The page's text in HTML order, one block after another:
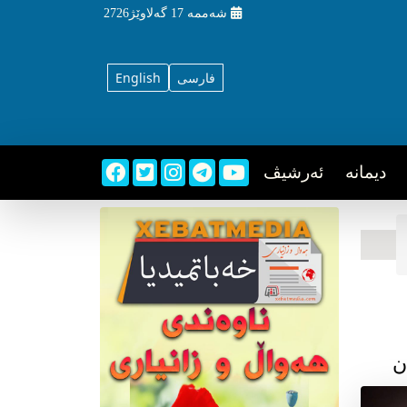
شه‌ممه‌ 17 گه‌لاوێژ2726
English فارسی
دیمانه ئه‌رشیڤ